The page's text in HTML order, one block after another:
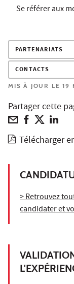
Se référer aux
PARTENARIATS
CONTACTS
MIS À JOUR LE 19
Partager cette
Télécharger
> Retrouvez
candidater et